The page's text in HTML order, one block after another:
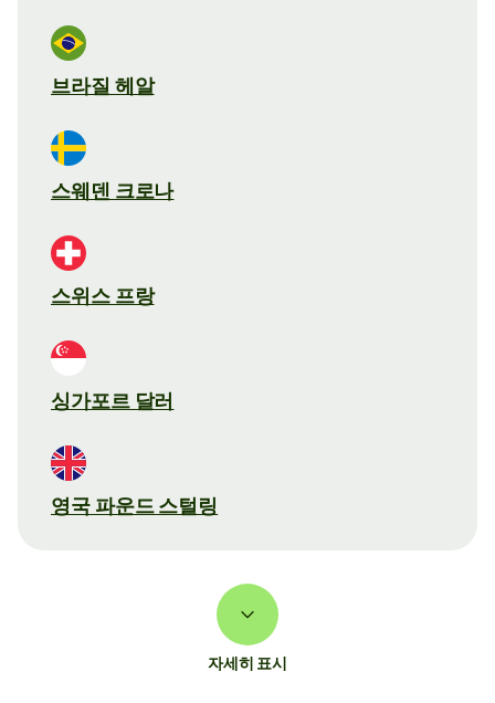
브라질 헤알
스웨덴 크로나
스위스 프랑
싱가포르 달러
영국 파운드 스털링
자세히 표시